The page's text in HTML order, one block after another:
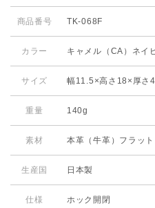
商品番号 TK-068F
カラー キャメル（CA）ネイ
サイズ 幅11.5×高さ18×厚さ
重量 140g
素材 本革（牛革） フラッ
生産国 日本製
仕様 ホック開閉